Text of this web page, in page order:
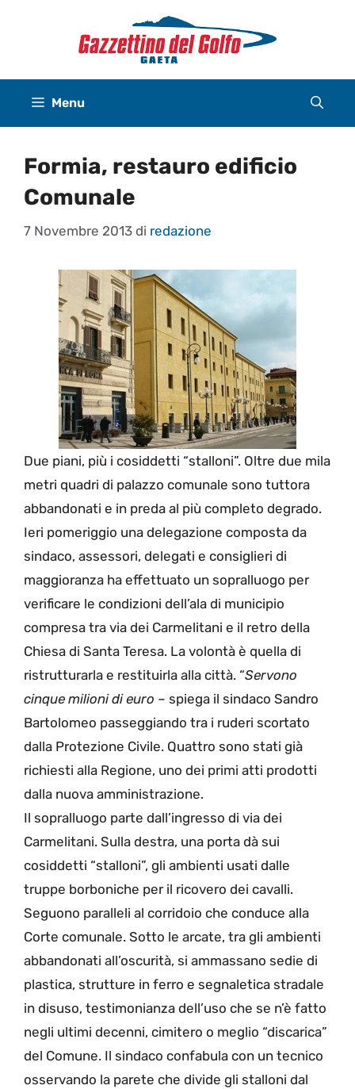
Menu
Formia, restauro edificio
Comunale
7 Novembre 2013 di redazione
Due piani, più i cosiddetti “stalloni”. Oltre due mila
metri quadri di palazzo comunale sono tuttora
abbandonati e in preda al più completo degrado.
Ieri pomeriggio una delegazione composta da
sindaco, assessori, delegati e consiglieri di
maggioranza ha effettuato un sopralluogo per
verificare le condizioni dell’ala di municipio
compresa tra via dei Carmelitani e il retro della
Chiesa di Santa Teresa. La volontà è quella di
ristrutturarla e restituirla alla città. “Servono
cinque milioni di euro – spiega il sindaco Sandro
Bartolomeo passeggiando tra i ruderi scortato
dalla Protezione Civile. Quattro sono stati già
richiesti alla Regione, uno dei primi atti prodotti
dalla nuova amministrazione.
Il sopralluogo parte dall’ingresso di via dei
Carmelitani. Sulla destra, una porta dà sui
cosiddetti “stalloni”, gli ambienti usati dalle
truppe borboniche per il ricovero dei cavalli.
Seguono paralleli al corridoio che conduce alla
Corte comunale. Sotto le arcate, tra gli ambienti
abbandonati all’oscurità, si ammassano sedie di
plastica, strutture in ferro e segnaletica stradale
in disuso, testimonianza dell’uso che se n’è fatto
negli ultimi decenni, cimitero o meglio “discarica”
del Comune. Il sindaco confabula con un tecnico
osservando la parete che divide gli stalloni dal